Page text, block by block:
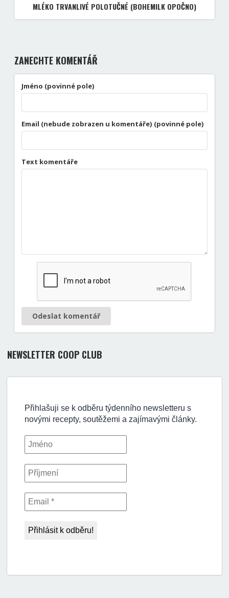
MLÉKO TRVANLIVÉ POLOTUČNÉ (BOHEMILK OPOČNO)
ZANECHTE KOMENTÁŘ
Jméno (povinné pole)
Email (nebude zobrazen u komentáře) (povinné pole)
Text komentáře
Odeslat komentář
NEWSLETTER COOP CLUB